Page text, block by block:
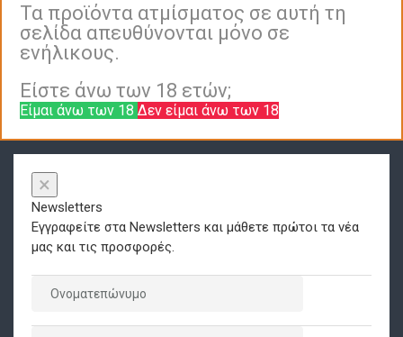
Τα προϊόντα ατμίσματος σε αυτή τη
σελίδα απευθύνονται μόνο σε
ενήλικους.
Είστε άνω των 18 ετών;
Είμαι άνω των 18 Δεν είμαι άνω των 18
×
Newsletters
Εγγραφείτε στα Newsletters και μάθετε πρώτοι τα νέα
μας και τις προσφορές.